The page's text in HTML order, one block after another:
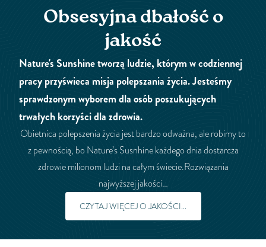
Obsesyjna dbałość o
jakość
Nature's Sunshine tworzą ludzie, którym w codziennej
pracy przyświeca misja polepszania życia. Jesteśmy
sprawdzonym wyborem dla osób poszukujących
trwałych korzyści dla zdrowia.
Obietnica polepszenia życia jest bardzo odważna, ale robimy to
z pewnością, bo Nature’s Susnhine każdego dnia dostarcza
zdrowie milionom ludzi na całym świecie.Rozwiązania
najwyższej jakości…
CZYTAJ WIĘCEJ O JAKOŚCI...